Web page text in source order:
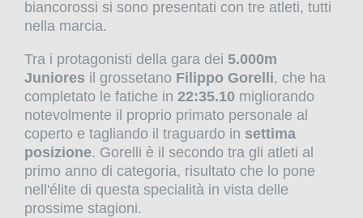
biancorossi si sono presentati con tre atleti, tutti
nella marcia.
Tra i protagonisti della gara dei 5.000m
Juniores il grossetano Filippo Gorelli, che ha
completato le fatiche in 22:35.10 migliorando
notevolmente il proprio primato personale al
coperto e tagliando il traguardo in settima
posizione. Gorelli è il secondo tra gli atleti al
primo anno di categoria, risultato che lo pone
nell'élite di questa specialità in vista delle
prossime stagioni.